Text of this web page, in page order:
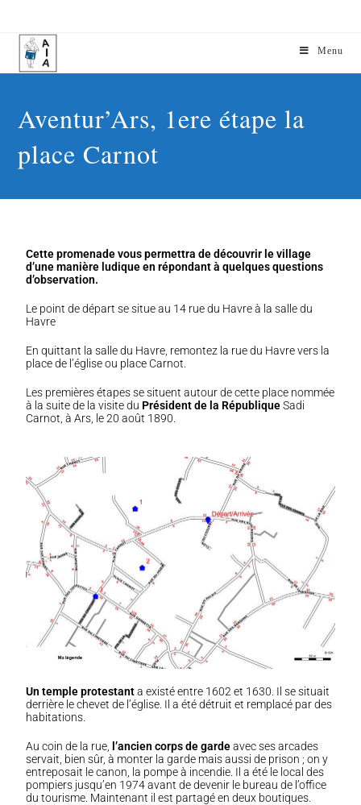
Menu
Aventur’Ars, 1ere étape la
place Carnot
Cette promenade vous permettra de découvrir le village
d’une manière ludique en répondant à quelques questions
d’observation.
Le point de départ se situe au 14 rue du Havre à la salle du
Havre
En quittant la salle du Havre, remontez la rue du Havre vers la
place de l’église ou place Carnot.
Les premières étapes se situent autour de cette place nommée
à la suite de la visite du Président de la RépubliqueSadi
Carnot, à Ars, le 20 août 1890.
Un temple protestanta existé entre 1602 et 1630. Il se situait
derrière le chevet de l’église. Il a été détruit et remplacé par des
habitations.
Au coin de la rue, l’ancien corps de gardeavec ses arcades
servait, bien sûr, à monter la garde mais aussi de prison ; on y
entreposait le canon, la pompe à incendie. Il a été le local des
pompiers jusqu’en 1974 avant de devenir le bureau de l’office
du tourisme. Maintenant il est partagé en deux boutiques.